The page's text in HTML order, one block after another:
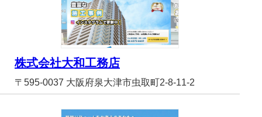
株式会社大和工務店
〒595-0037 大阪府泉大津市虫取町2-8-11-2